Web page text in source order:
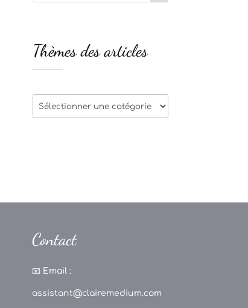
Thèmes des articles
Thèmes
des
Contact
📧 Email :
assistant@clairemedium.com